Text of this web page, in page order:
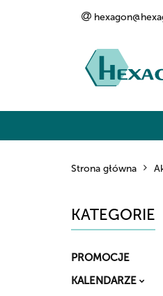
Strona główna
KATEGORIE
PROMOCJE
KALENDARZE